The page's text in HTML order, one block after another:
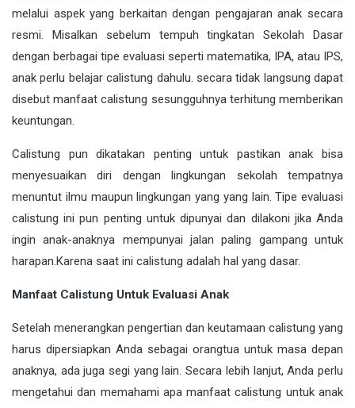
melalui aspek yang berkaitan dengan pengajaran anak secara
resmi. Misalkan sebelum tempuh tingkatan Sekolah Dasar
dengan berbagai tipe evaluasi seperti matematika, IPA, atau IPS,
anak perlu belajar calistung dahulu. secara tidak langsung dapat
disebut manfaat calistung sesungguhnya terhitung memberikan
keuntungan.
Calistung pun dikatakan penting untuk pastikan anak bisa
menyesuaikan diri dengan lingkungan sekolah tempatnya
menuntut ilmu maupun lingkungan yang yang lain. Tipe evaluasi
calistung ini pun penting untuk dipunyai dan dilakoni jika Anda
ingin anak-anaknya mempunyai jalan paling gampang untuk
harapan.Karena saat ini calistung adalah hal yang dasar.
Manfaat Calistung Untuk Evaluasi Anak
Setelah menerangkan pengertian dan keutamaan calistung yang
harus dipersiapkan Anda sebagai orangtua untuk masa depan
anaknya, ada juga segi yang lain. Secara lebih lanjut, Anda perlu
mengetahui dan memahami apa manfaat calistung untuk anak